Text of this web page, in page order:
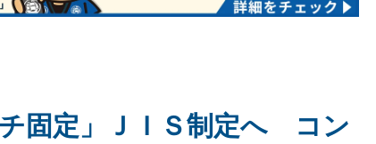
固定」ＪＩＳ制定へ コン